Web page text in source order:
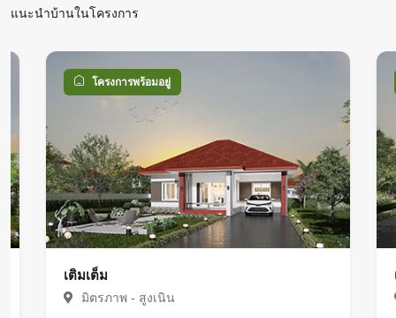
แนะนำบ้านในโครงการ
โครงการพร้อมอยู่
เติมเต็ม
มิตรภาพ - สูงเนิน